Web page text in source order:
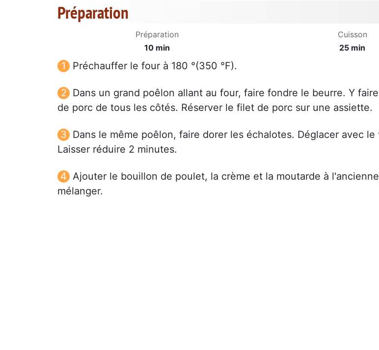
Préparation
Préparation
10 min
Cuisson
25 min
Préchauffer le four à 180 °(350 °F).
Dans un grand poêlon allant au four, faire fondre le beurre. Y
de porc de tous les côtés. Réserver le filet de porc sur une assiette.
Dans le même poêlon, faire dorer les échalotes. Déglacer avec le
Laisser réduire 2 minutes.
Ajouter le bouillon de poulet, la crème et la moutarde à
mélanger.